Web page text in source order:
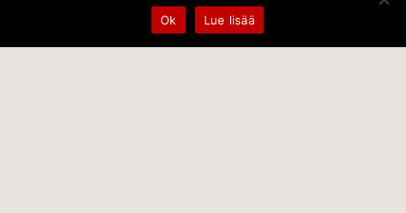
Ok
Lue lisää